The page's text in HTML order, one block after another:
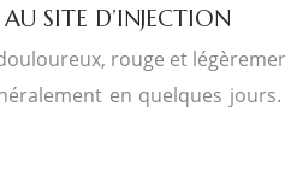
SITE D’INJECTION
rouge et
en quelques